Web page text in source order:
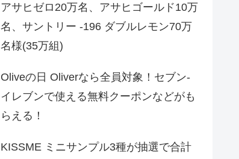
アサヒゼロ20万名、アサヒゴールド10万
名、サントリー -196 ダブルレモン70万
名様(35万組)
Oliveの日 Oliverなら全員対象！セブン‐
イレブンで使える無料クーポンなどがも
らえる！
KISSME ミニサンプル3種が抽選で合計